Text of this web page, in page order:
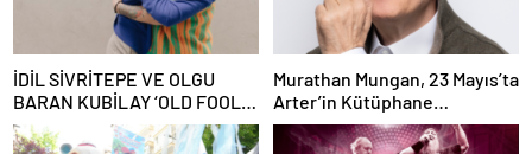
İDİL SİVRİTEPE VE OLGU
BARAN KUBİLAY ‘OLD FOOLS’
İLE TÜRSAK VAKFI İÇİN
SAHNEDE!
Murathan Mungan, 23 Mayıs’ta
Arter’in Kütüphane
Söyleşileri’ne Konuk Oluyor!